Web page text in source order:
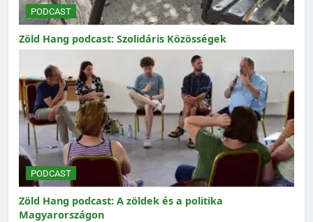
PODCAST
Zöld Hang podcast: Szolidáris Közösségek
PODCAST
Zöld Hang podcast: A zöldek és a politika
Magyarországon